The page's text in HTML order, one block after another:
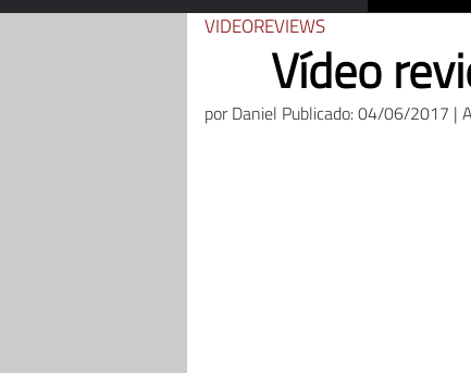
VIDEOREVIEWS
Vídeo
porDaniel Publicado: 04/06/2017 |